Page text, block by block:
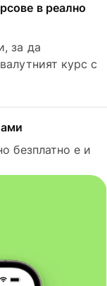
в реално
за да
курс с
безплатно е и